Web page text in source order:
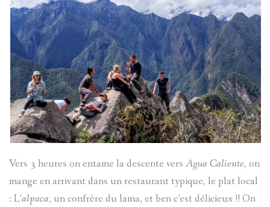
Vers 3 heures on entame la descente vers Agua Caliente, on
mange en arrivant dans un restaurant typique, le plat local
: L’alpaca, un confrère du lama, et ben c’est délicieux !! On